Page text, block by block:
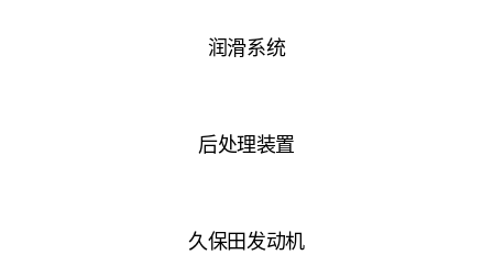
润滑系统
后处理装置
久保田发动机